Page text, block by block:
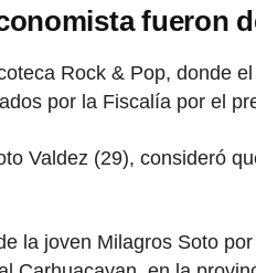
fueron
Rock & Pop, donde
por la Fiscalía por el
Valdez (29), consideró
la joven Milagros Soto